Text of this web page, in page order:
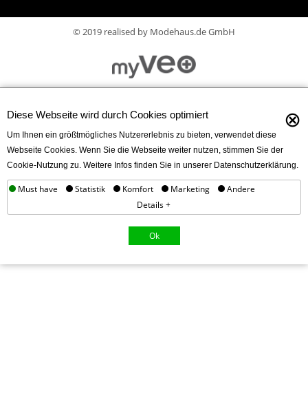
© 2019 realised by Modehaus.de GmbH
Diese Webseite wird durch Cookies optimiert ⊗
Um Ihnen ein größtmögliches Nutzererlebnis zu bieten, verwendet diese
Webseite Cookies. Wenn Sie die Webseite weiter nutzen, stimmen Sie der
Cookie-Nutzung zu. Weitere Infos finden Sie in unserer Datenschutzerklärung.
Must have Statistik Komfort Marketing
Andere
Details +
Ok